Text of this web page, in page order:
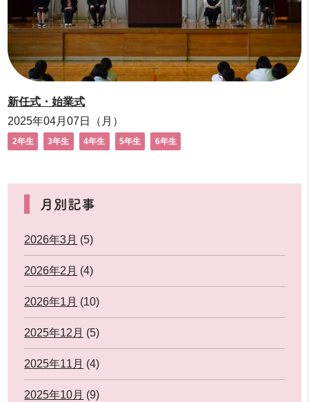
新任式・始業式
2025年04月07日（月）
2年生 3年生 4年生 5年生 6年生
月別記事
2026年3月 (5)
2026年2月 (4)
2026年1月 (10)
2025年12月 (5)
2025年11月 (4)
2025年10月 (9)